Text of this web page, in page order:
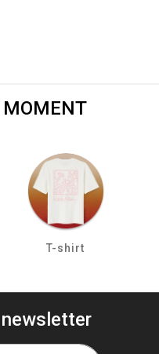
MOMENT
T-shirt